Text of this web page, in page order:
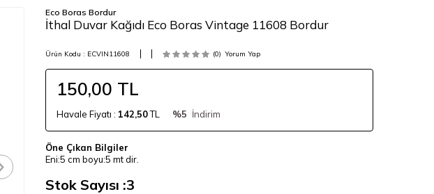
Eco Boras Bordur
İthal Duvar Kağıdı Eco Boras Vintage 11608 Bordur
Ürün Kodu : ECVIN11608 (0) Yorum Yap
150,00 TL
Havale Fiyatı : 142,50TL %5 İndirim
Öne Çıkan Bilgiler
Eni:5 cm boyu:5 mt dir.
Stok Sayısı :3